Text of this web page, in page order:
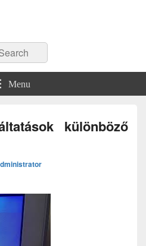
Menu
különböző